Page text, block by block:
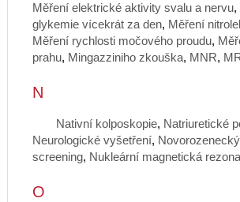
Měření elektrické aktivity svalu a nervu,
glykemie vícekrát za den, Měření
Měření rychlosti močového proudu,
prahu, Mingazziniho zkouška, MNR,
N
Nativní kolposkopie, Natriuretické
Neurologické vyšetření,
screening, Nukleární magnetická
O